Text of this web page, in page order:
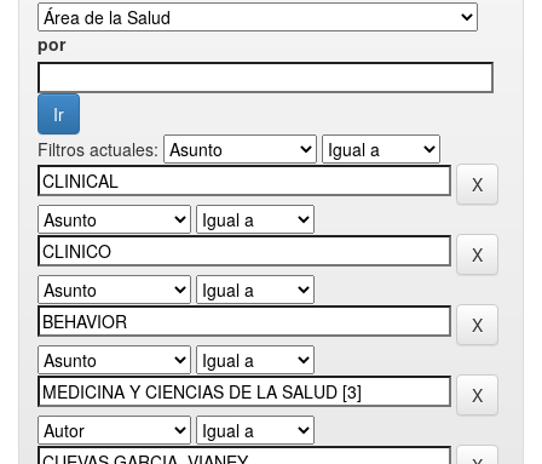
por
Filtros actuales: